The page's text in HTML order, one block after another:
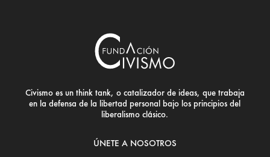
Civismo es un think tank, o catalizador de ideas, que trabaja
en la defensa de la libertad personal bajo los principios del
liberalismo clásico.
ÚNETE A NOSOTROS